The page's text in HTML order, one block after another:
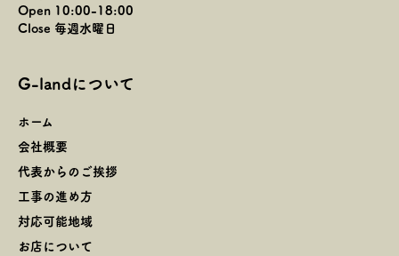
Open 10:00-18:00
Close 毎週水曜日
G-landについて
ホーム
会社概要
代表からのご挨拶
工事の進め方
対応可能地域
お店について